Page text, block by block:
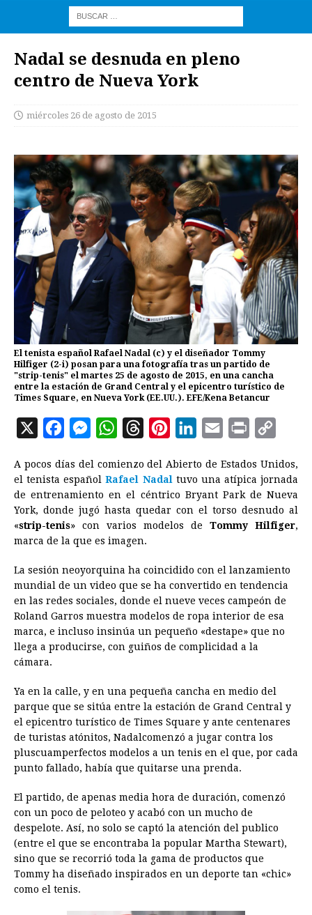
Nadal se desnuda en pleno
centro de Nueva York
miércoles 26 de agosto de 2015
El tenista español Rafael Nadal (c) y el diseñador Tommy
Hilfiger (2-i) posan para una fotografía tras un partido de
"strip-tenis" el martes 25 de agosto de 2015, en una cancha
entre la estación de Grand Central y el epicentro turístico de
Times Square, en Nueva York (EE.UU.). EFE/Kena Betancur
X
c
e
b
o
k
M
s
s
e
n
e
r
W
a
t
s
A
p
r
e
a
d
n
t
e
r
s
n
k
e
d
n
a
i
l
i
n
t
p
y
L
i
k
A pocos días del comienzo del Abierto de Estados Unidos,
el tenista españolRafael Nadal tuvo una atípica jornada
de entrenamiento en el céntrico Bryant Park de Nueva
York, donde jugó hasta quedar con el torso desnudo al
«strip-tenis» con varios modelos de Tommy Hilfiger,
marca de la que es imagen.
La sesión neoyorquina ha coincidido con el lanzamiento
mundial de un video que se ha convertido en tendencia
en las redes sociales, donde el nueve veces campeón de
Roland Garros muestra modelos de ropa interior de esa
marca, e incluso insinúa un pequeño «destape» que no
llega a producirse, con guiños de complicidad a la
cámara.
Ya en la calle, y en una pequeña cancha en medio del
parque que se sitúa entre la estación de Grand Central y
el epicentro turístico de Times Square y ante centenares
de turistas atónitos, Nadalcomenzó a jugar contra los
pluscuamperfectos modelos a un tenis en el que, por cada
punto fallado, había que quitarse una prenda.
El partido, de apenas media hora de duración, comenzó
con un poco de peloteo y acabó con un mucho de
despelote. Así, no solo se captó la atención del publico
(entre el que se encontraba la popular Martha Stewart),
sino que se recorrió toda la gama de productos que
Tommy ha diseñado inspirados en un deporte tan «chic»
como el tenis.